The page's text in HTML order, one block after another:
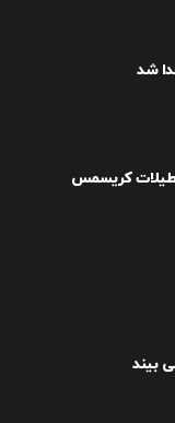
شد
کریسمس
بیند